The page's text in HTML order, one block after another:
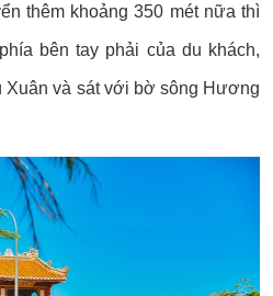
thêm khoảng 350 mét nữa thì
bên tay phải của du khách,
Xuân và sát với bờ sông Hương